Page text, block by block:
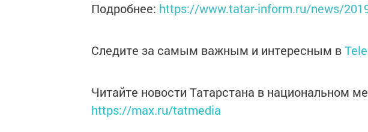
Подробнее: https://www.tatar-inform.ru/news/
Следите за самым важным и интересным в
Читайте новости Татарстана в национальном
https://max.ru/tatmedia